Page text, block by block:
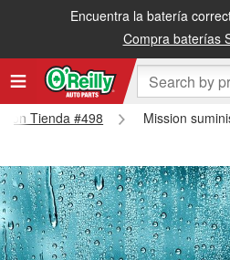
Encuentra la batería
Compra baterías
Tienda #498
Mission